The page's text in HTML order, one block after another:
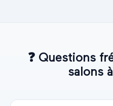
❓Questions
salons à